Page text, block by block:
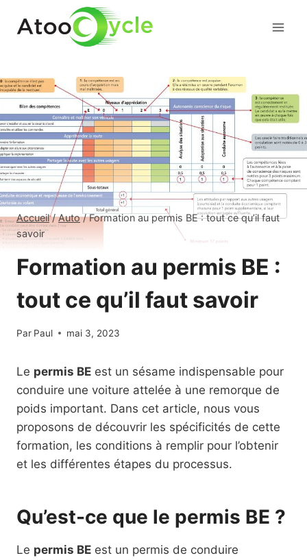
Accueil / Auto / Formation au permis BE : tout ce qu’il faut
savoir
Formation au permis BE :
tout ce qu’il faut savoir
Par Paul mai 3, 2023
Le permis BE est un sésame indispensable pour
conduire une voiture attelée à une remorque de
poids important. Dans cet article, nous vous
proposons de découvrir les spécificités de cette
formation, les conditions à remplir pour l’obtenir
et les différentes étapes du processus.
Qu’est-ce que le permis BE ?
Le permis BE est un permis de conduire